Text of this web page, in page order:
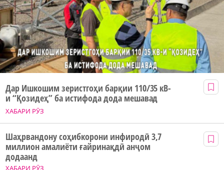
ХАБАРИ РӮЗ
Дар Ишкошим зеристгоҳи барқии 110/35 кВ-
и “Қозидеҳ” ба истифода дода мешавад
ХАБАРИ РӮЗ
Шаҳрвандону соҳибкорони инфиродӣ 3,7
миллион амалиёти ғайринақдӣ анҷом
додаанд